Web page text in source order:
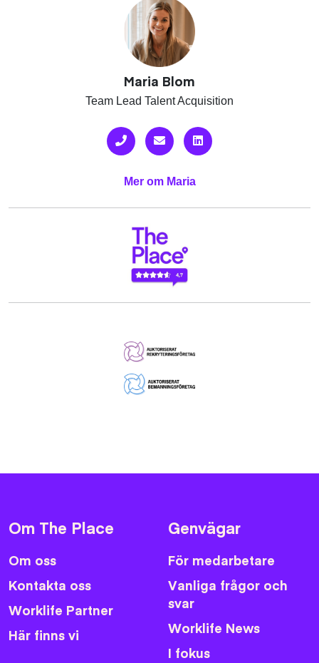
Maria Blom
Team Lead Talent Acquisition
Mer om Maria
Om The Place
Om oss
Kontakta oss
Worklife Partner
Här finns vi
Genvägar
För medarbetare
Vanliga frågor och
svar
Worklife News
I fokus